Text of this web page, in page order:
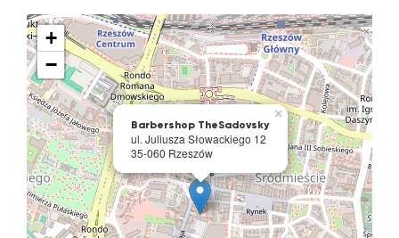
Barbershop TheSadovsky
ul. Juliusza Słowackiego 12
35-060 Rzeszów
×
+
−